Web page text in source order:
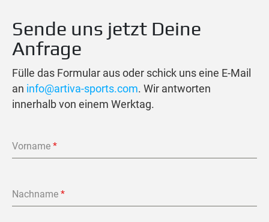
Sende uns jetzt Deine
Anfrage
Fülle das Formular aus oder schick uns eine E-Mail
an info@artiva-sports.com. Wir antworten
innerhalb von einem Werktag.
Vorname *
Nachname *